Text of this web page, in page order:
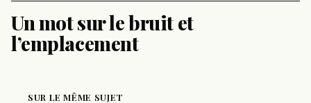
Un mot sur le bruit et
l’emplacement
SUR LE MÊME SUJET